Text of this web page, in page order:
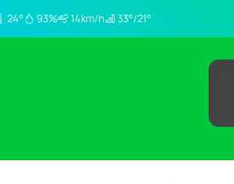
24° 93% 14km/h 33°/21°